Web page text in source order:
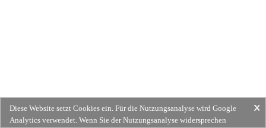
Diese Website setzt Cookies ein. Für die Nutzungsanalyse wird Google
Analytics verwendet. Wenn Sie der Nutzungsanalyse widersprechen